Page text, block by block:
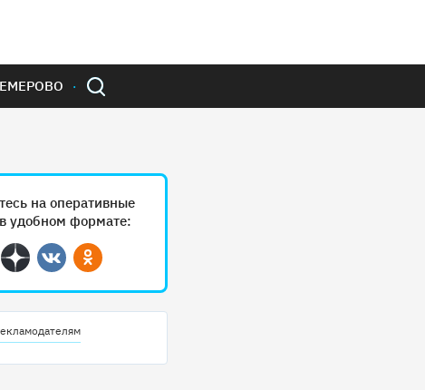
на оперативные
удобном формате:
ДзенВконтактеОдноклассники